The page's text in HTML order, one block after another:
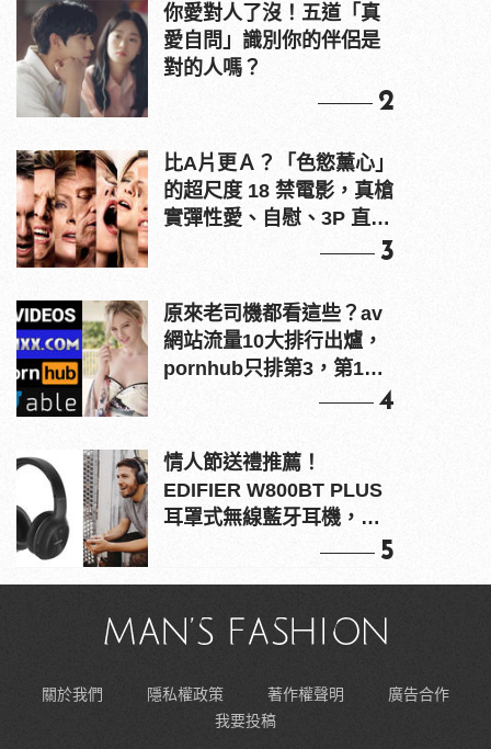
你愛對人了沒！五道「真
愛自問」識別你的伴侶是
對的人嗎？
2
比A片更Ａ？「色慾薰心」
的超尺度 18 禁電影，真槍
實彈性愛、自慰、3P 直接
3
原來老司機都看這些？av
網站流量10大排行出爐，
pornhub只排第3，第1名
4
情人節送禮推薦！
EDIFIER W800BT PLUS
耳罩式無線藍牙耳機，在
5
關於我們 隱私權政策 著作權聲明
廣告合作
我要投稿